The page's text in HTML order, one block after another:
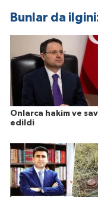
Bunlar da
Onlarca hakim ve
edildi